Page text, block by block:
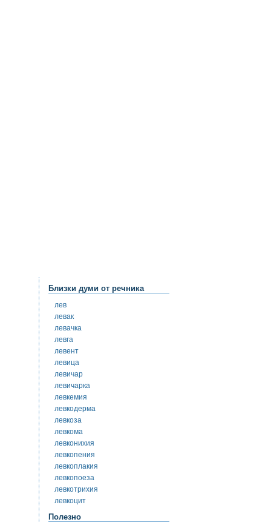
Близки думи от речника
лев
левак
левачка
левга
левент
левица
левичар
левичарка
левкемия
левкодерма
левкоза
левкома
левконихия
левкопения
левкоплакия
левкопоеза
левкотрихия
левкоцит
Полезно